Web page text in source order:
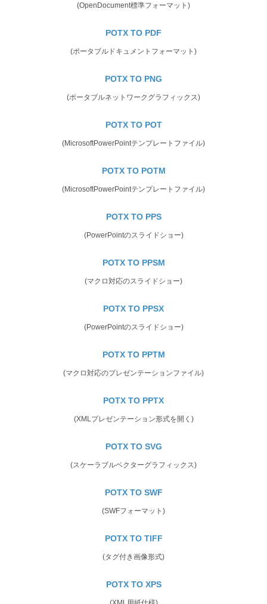
(OpenDocument標準フォーマット)
POTX TO PDF
(ポータブルドキュメントフォーマット)
POTX TO PNG
(ポータブルネットワークグラフィックス)
POTX TO POT
(MicrosoftPowerPointテンプレートファイル)
POTX TO POTM
(MicrosoftPowerPointテンプレートファイル)
POTX TO PPS
(PowerPointのスライドショー)
POTX TO PPSM
(マクロ対応のスライドショー)
POTX TO PPSX
(PowerPointのスライドショー)
POTX TO PPTM
(マクロ対応のプレゼンテーションファイル)
POTX TO PPTX
(XMLプレゼンテーション形式を開く)
POTX TO SVG
(スケーラブルベクターグラフィックス)
POTX TO SWF
(SWFフォーマット)
POTX TO TIFF
(タグ付き画像形式)
POTX TO XPS